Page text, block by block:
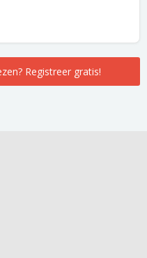
Registreer gratis!